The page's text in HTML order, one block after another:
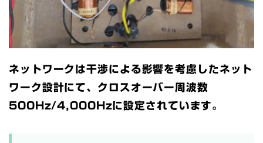
ネットワークは干渉による影響を考慮したネット
ワーク設計にて、クロスオーバー周波数
500Hz/4,000Hzに設定されています。